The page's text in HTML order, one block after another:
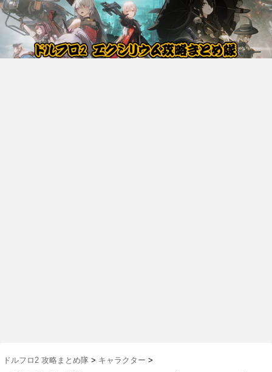
ドルフロ2 攻略まとめ隊 > キャラクター >